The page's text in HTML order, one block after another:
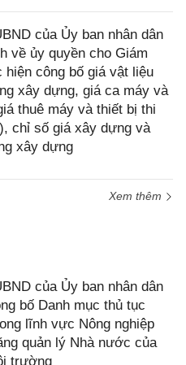
của Ủy ban nhân dân
về ủy quyền cho Giám
công bố giá vật liệu
xây dựng, giá ca máy và
thuê máy và thiết bị thi
chỉ số giá xây dựng và
xây dựng
Xem thêm
của Ủy ban nhân dân
bố Danh mục thủ tục
lĩnh vực Nông nghiệp
quản lý Nhà nước của
trường